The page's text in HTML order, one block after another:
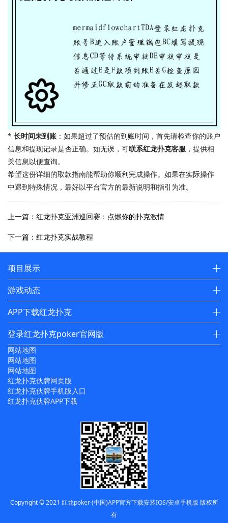
* 长时间未到账 ：如果超过了预估的到账时间，首先请检查你的账户
信息和提现记录是否正确。如无误，可联系红龙扑克客服 ，提供相
关信息以便查询。
希望这份详细的取款指南能帮助你顺利完成操作。如果在实际操作
中遇到特殊情况，最好以平台官方的最新说明和指引为准。
上一篇：红龙扑克亚洲巡回赛：点燃你的扑克激情
下一篇：红龙扑克实战教程
项目展示
游戏动态
APP下载红龙扑克
登录红龙扑克poker官网版
网站地图
网站地图
网站地图
红龙扑克伙牌网页版
红龙扑克伙牌手机版入口
红龙扑克伙牌APP下载
Copyright © 2021 红龙poker·(中国)APP官方下载安装IOS/安卓手机版 版权所
有